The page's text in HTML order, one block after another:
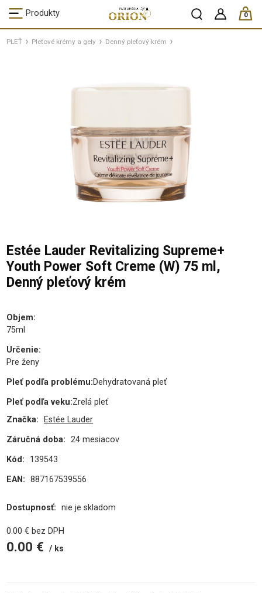
Produkty 0
ks /
PLEŤ Pleťové krémy a gely Denný pleťový krém
Estée Lauder Revitalizing Supreme+
Youth Power Soft Creme (W) 75 ml,
Denný pleťový krém
Objem:
75ml
Určenie:
Pre ženy
Pleť podľa problému:Dehydratovaná pleť
Pleť podľa veku:Zrelá pleť
Značka:
Estée Lauder
Záručná doba: 24 mesiacov
Kód:
139543
EAN: 887167539556
Dostupnosť: nie je skladom
0.00 € bez DPH
0.00 € ks